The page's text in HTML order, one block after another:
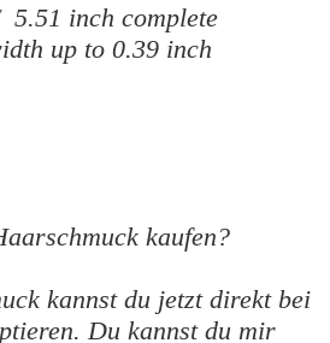
5.51 inch complete
up to 0.39 inch
kaufen?
kannst du jetzt direkt bei
Du kannst du mir